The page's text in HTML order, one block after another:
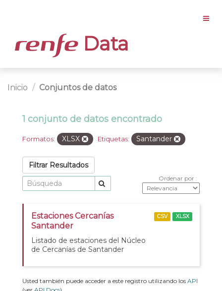
Data
Inicio Conjuntos de datos
1 conjunto de datos encontrado
Formatos: XLSX Etiquetas: Santander
Filtrar Resultados
Ordenar por
Estaciones Cercanías
Santander
Listado de estaciones del Núcleo
de Cercanías de Santander
CSV XLSX
Usted también puede acceder a este registro utilizando los API